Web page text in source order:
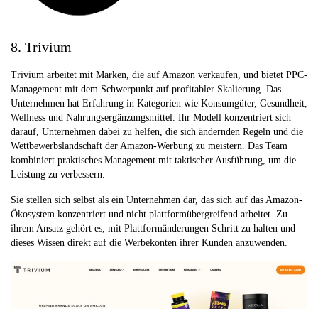
8. Trivium
Trivium arbeitet mit Marken, die auf Amazon verkaufen, und bietet PPC-
Management mit dem Schwerpunkt auf profitabler Skalierung. Das
Unternehmen hat Erfahrung in Kategorien wie Konsumgüter, Gesundheit,
Wellness und Nahrungsergänzungsmittel. Ihr Modell konzentriert sich
darauf, Unternehmen dabei zu helfen, die sich ändernden Regeln und die
Wettbewerbslandschaft der Amazon-Werbung zu meistern. Das Team
kombiniert praktisches Management mit taktischer Ausführung, um die
Leistung zu verbessern.
Sie stellen sich selbst als ein Unternehmen dar, das sich auf das Amazon-
Ökosystem konzentriert und nicht plattformübergreifend arbeitet. Zu
ihrem Ansatz gehört es, mit Plattformänderungen Schritt zu halten und
dieses Wissen direkt auf die Werbekonten ihrer Kunden anzuwenden.